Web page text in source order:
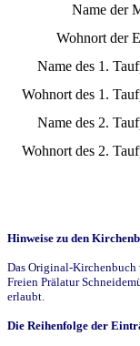
Name der
Wohnort der
Name des 1.
Wohnort des 1.
Name des 2.
Wohnort des 2.
Hinweise zu den
Das Original-Kirchenbuch
Freien Prälatur
erlaubt.
Die Reihenfolge der